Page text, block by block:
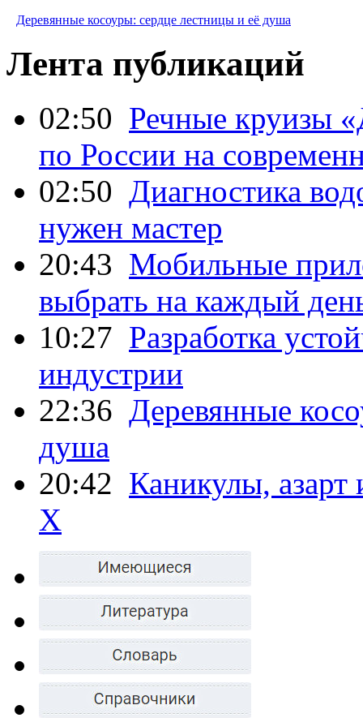
Деревянные косоуры: сердце лестницы и её душа
Лента публикаций
02:50 Речные круизы
по России на
02:50
Диагностика
нужен мастер
20:43 Мобильные
выбрать на каждый
10:27 Разработка
индустрии
22:36 Деревянные
душа
20:42 Каникулы,
X